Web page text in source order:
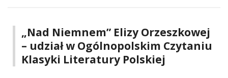
„Nad Niemnem” Elizy Orzeszkowej
– udział w Ogólnopolskim Czytaniu
Klasyki Literatury Polskiej